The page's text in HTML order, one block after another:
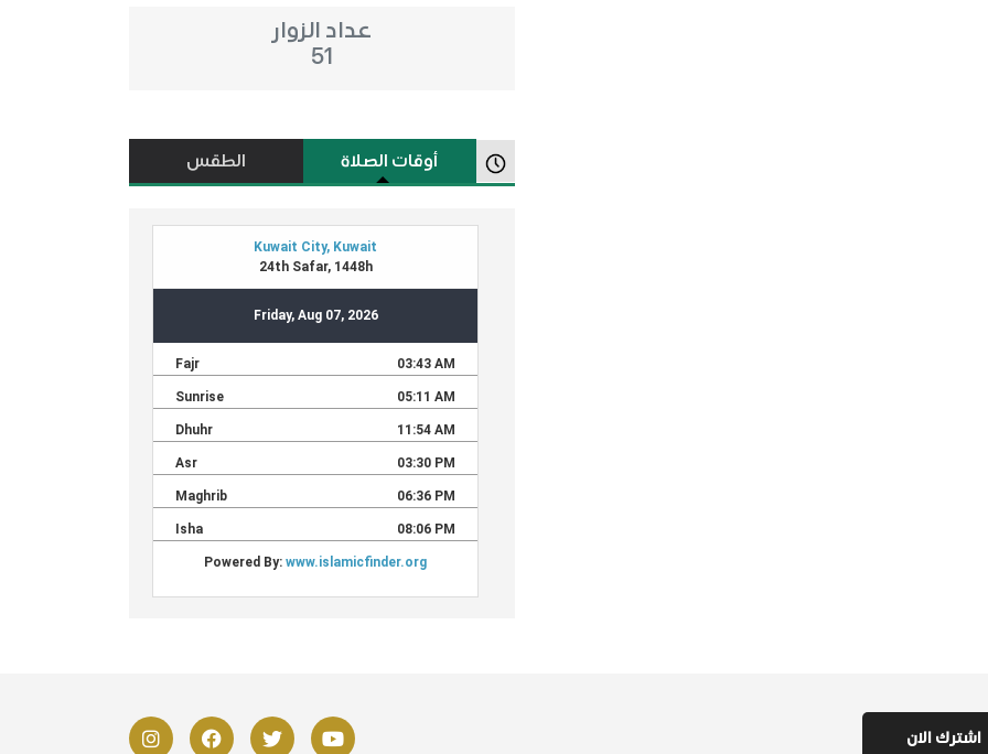
عداد الزوار
51
أوقات الصلاة الطقس